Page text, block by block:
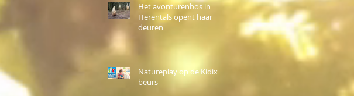
Het avonturenbos in
Herentals opent haar
deuren
Natureplay op de Kidix
beurs